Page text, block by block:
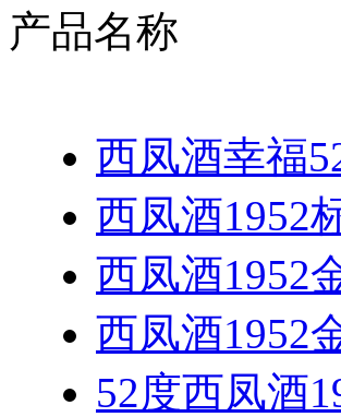
产品名称
西凤酒幸福
西凤酒1952
西凤酒1952
西凤酒1952
52度西凤酒